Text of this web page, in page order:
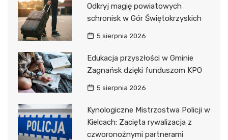
Odkryj magię powiatowych
schronisk w Gór Świętokrzyskich
5 sierpnia 2026
Edukacja przyszłości w Gminie
Zagnańsk dzięki funduszom KPO
5 sierpnia 2026
Kynologiczne Mistrzostwa Policji w
Kielcach: Zacięta rywalizacja z
czworonożnymi partnerami